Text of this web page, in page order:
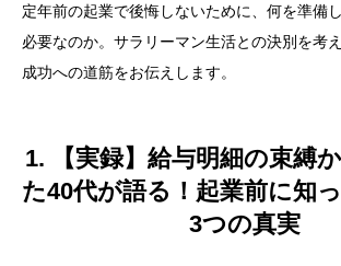
定年前の起業で後悔しないために、何を準備
必要なのか。サラリーマン生活との決別を考
成功への道筋をお伝えします。
1. 【実録】給与明細の束縛
た40代が語る！起業前に知
3つの真実